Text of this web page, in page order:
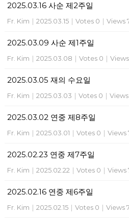
2025.03.16 사순 제2주일
Fr. Kim | 2025.03.15 | Votes 0 | Views
2025.03.09 사순 제1주일
Fr. Kim | 2025.03.08 | Votes 0 |
2025.03.05 재의 수요일
Fr. Kim | 2025.03.03 | Votes 0 |
2025.03.02 연중 제8주일
Fr. Kim | 2025.03.01 | Votes 0 | Views
2025.02.23 연중 제7주일
Fr. Kim | 2025.02.22 | Votes 0 | Views
2025.02.16 연중 제6주일
Fr. Kim | 2025.02.15 | Votes 0 | Views